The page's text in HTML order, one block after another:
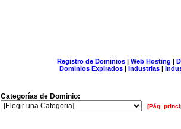
Registro de Dominios| Web Hosting |
Dominios Expirados | Industrias |
Categorías de Dominio:
[Pág.